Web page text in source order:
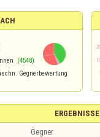
(4548)
Gegnerbewertung
ERGEBNISSE
Gegner